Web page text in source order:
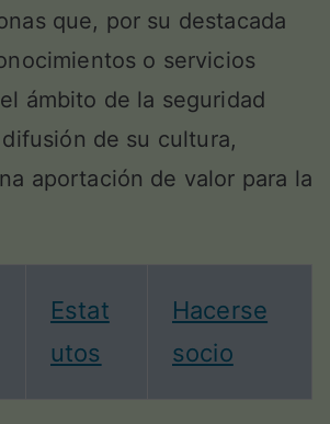
que, por su destacada
o servicios
ámbito de la seguridad
de su cultura,
aportación de valor para la
Estat
utos
Hacerse
socio